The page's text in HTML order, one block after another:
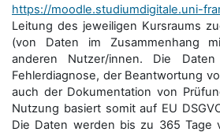
https://moodle.studiumdigitale.uni-
Leitung des jeweiligen Kursraums
(von Daten im Zusammenhang
anderen Nutzer/innen. Die
Fehlerdiagnose, der Beantwortung
auch der Dokumentation von
Nutzung basiert somit auf EU
Die Daten werden bis zu 365 Tage